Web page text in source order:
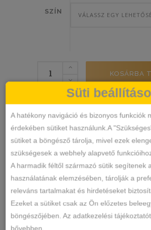
SZÍN VÁLASSZ EGY
Lézervágott
Lágáteresztős
Féltanga
mennyiség
KOSÁRBA
KATEGÓRIÁK Alsónemű
Márka:
MEGOSZTÁS
LEÍRÁS
TOVÁBBI
Süti
A hatékony navigáció és bizonyos funkciók
érdekében sütiket használunk.A
sütiket a böngésző tárolja, mivel ezek
szükségesek a webhely alapvető
A harmadik féltől származó sütik segítenek
használatának elemzésében, tárolják a
releváns tartalmakat és hirdetéseket
Ezeket a sütiket csak az Ön előzetes
böngészőjében. Az adatkezelési tájékoztatót
bővebben.